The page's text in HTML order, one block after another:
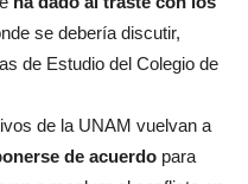
se debería discutir,
de Estudio del Colegio de
de la UNAM vuelvan a
de acuerdo para